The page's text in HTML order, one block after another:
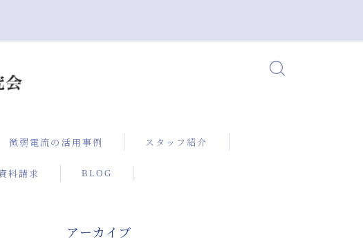
微弱電流の活用事例
例集
スタッフ紹介
料請求 BLOG
アーカイブ